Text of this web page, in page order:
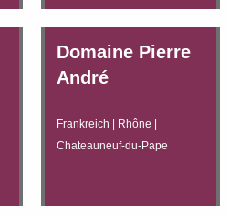
Domaine Pierre
André
Frankreich | Rhône |
Chateauneuf-du-Pape